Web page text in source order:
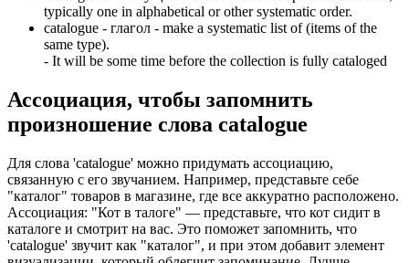
typically one in alphabetical or other systematic order.
catalogue - глагол - make a systematic list of (items of the
same type).
- It will be some time before the collection is fully cataloged
Ассоциация, чтобы запомнить
произношение слова catalogue
Для слова 'catalogue' можно придумать ассоциацию,
связанную с его звучанием. Например, представьте себе
"каталог" товаров в магазине, где все аккуратно расположено.
Ассоциация: "Кот в талоге" — представьте, что кот сидит в
каталоге и смотрит на вас. Это поможет запомнить, что
'catalogue' звучит как "каталог", и при этом добавит элемент